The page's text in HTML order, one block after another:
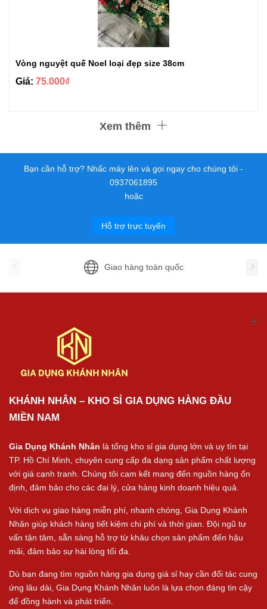
Vòng nguyệt quế Noel loại đẹp size 38cm
Giá: 75.000₫
Xem thêm
Bạn cần hỗ trợ? Nhấc máy lên và gọi ngay cho chúng tôi -
0937061895
hoặc
Hỗ trợ trực tuyến
Giao hàng toàn quốc
KHÁNH NHÂN – KHO SỈ GIA DỤNG HÀNG ĐẦU
MIỀN NAM
Gia Dụng Khánh Nhân là tổng kho sỉ gia dụng lớn và uy tín tại
TP. Hồ Chí Minh, chuyên cung cấp đa dạng sản phẩm chất lượng
với giá cạnh tranh. Chúng tôi cam kết mang đến nguồn hàng ổn
định, đảm bảo cho các đại lý, cửa hàng kinh doanh hiệu quả.
Với dịch vụ giao hàng miễn phí, nhanh chóng, Gia Dụng Khánh
Nhân giúp khách hàng tiết kiệm chi phí và thời gian. Đội ngũ tư
vấn tận tâm, sẵn sàng hỗ trợ từ khâu chọn sản phẩm đến hậu
mãi, đảm bảo sự hài lòng tối đa.
Dù bạn đang tìm nguồn hàng gia dụng giá sỉ hay cần đối tác cung
ứng lâu dài, Gia Dụng Khánh Nhân luôn là lựa chọn đáng tin cậy
để đồng hành và phát triển.